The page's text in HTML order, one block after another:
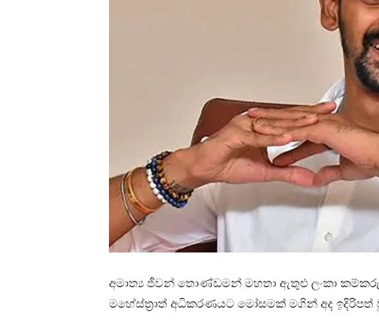
අමාත්‍ය ජීවන් තොණ්ඩමන් මහතා ඇතුළු ලංකා
මහේස්ත්‍රාත් අධිකරණයට මෝසමක් මගින් අද ඉදිරිපත්